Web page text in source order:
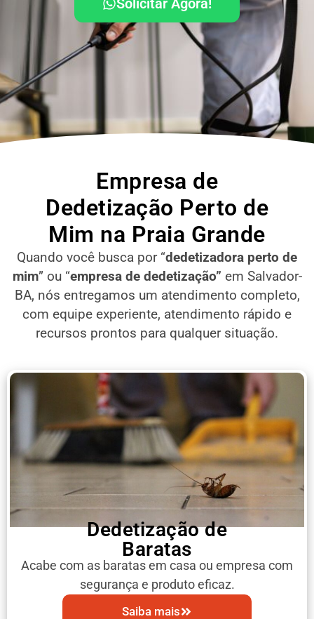
Solicitar Agora!
Empresa de
Dedetização Perto de
Mim na Praia Grande
Quando você busca por “dedetizadora perto de
mim” ou “empresa de dedetização” em Salvador-
BA, nós entregamos um atendimento completo,
com equipe experiente, atendimento rápido e
recursos prontos para qualquer situação.
Dedetização de
Baratas
Acabe com as baratas em casa ou empresa com
segurança e produto eficaz.
Saiba mais